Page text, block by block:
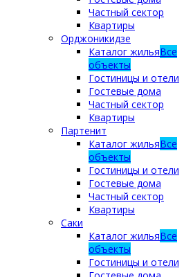
Частный сектор
Квартиры
Орджоникидзе
Каталог жильяВсе
объекты
Гостиницы и отели
Гостевые дома
Частный сектор
Квартиры
Партенит
Каталог жильяВсе
объекты
Гостиницы и отели
Гостевые дома
Частный сектор
Квартиры
Саки
Каталог жильяВсе
объекты
Гостиницы и отели